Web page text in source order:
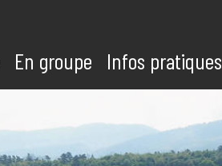
En groupe Infos pratiques